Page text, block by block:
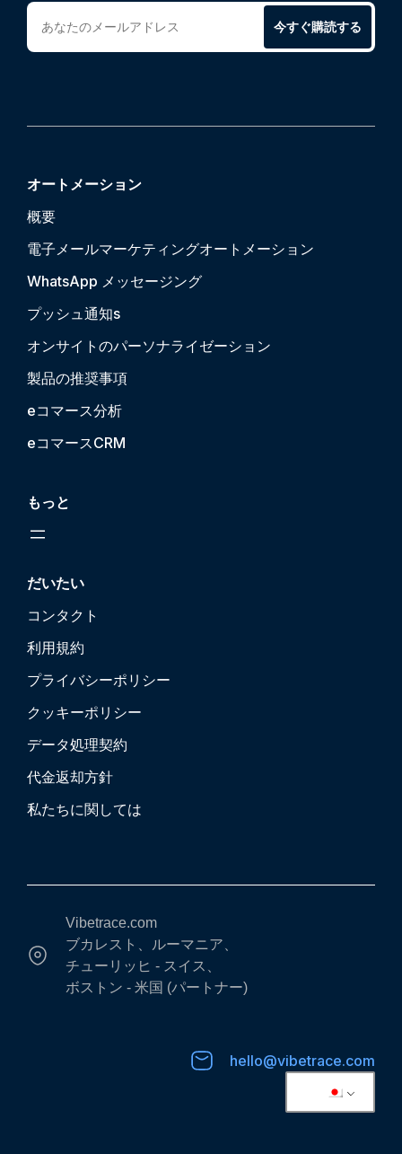
今すぐ購読する
オートメーション
概要
電子メールマーケティングオートメーション
WhatsApp メッセージング
プッシュ通知s
オンサイトのパーソナライゼーション
製品の推奨事項
eコマース分析
eコマースCRM
もっと
だいたい
コンタクト
利用規約
プライバシーポリシー
クッキーポリシー
データ処理契約
代金返却方針
私たちに関しては
Vibetrace.com
ブカレスト、ルーマニア、
チューリッヒ - スイス、
ボストン - 米国 (パートナー)
hello@vibetrace.com